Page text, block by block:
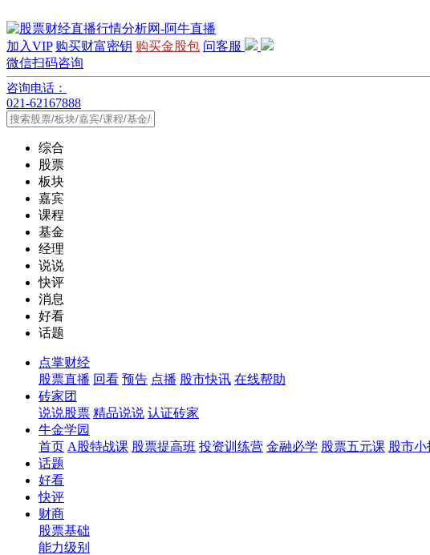
加入VIP 购买财富密钥 购买金股包 问客服
微信扫码咨询
咨询电话：
021-62167888
综合
股票
板块
嘉宾
课程
基金
经理
说说
快评
消息
好看
话题
点掌财经
股票直播 回看 预告 点播 股市快讯 在线帮助
砖家团
说说股票 精品说说 认证砖家
牛金学园
首页 A股特战课 股票提高班 投资训练营 金融必学 股票五元课 股市小
话题
好看
快评
财商
股票基础
能力级别